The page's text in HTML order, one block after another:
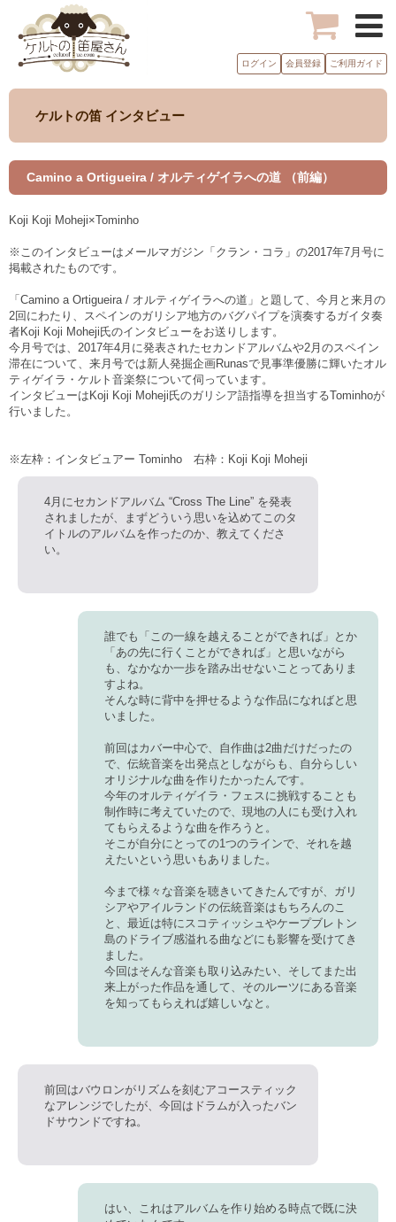
ログイン 会員登録 ご利用ガイド
ケルトの笛 インタビュー
Camino a Ortigueira / オルティゲイラへの道 （前編）
Koji Koji Moheji×Tominho
※このインタビューはメールマガジン「クラン・コラ」の2017年7月号に
掲載されたものです。
「Camino a Ortigueira / オルティゲイラへの道」と題して、今月と来月の
2回にわたり、スペインのガリシア地方のバグパイプを演奏するガイタ奏
者Koji Koji Moheji氏のインタビューをお送りします。
今月号では、2017年4月に発表されたセカンドアルバムや2月のスペイン
滞在について、来月号では新人発掘企画Runasで見事準優勝に輝いたオル
ティゲイラ・ケルト音楽祭について伺っています。
インタビューはKoji Koji Moheji氏のガリシア語指導を担当するTominhoが
行いました。
※左枠：インタビュアー Tominho 右枠：Koji Koji Moheji
4月にセカンドアルバム “Cross The Line” を発表
されましたが、まずどういう思いを込めてこのタ
イトルのアルバムを作ったのか、教えてくださ
い。
誰でも「この一線を越えることができれば」とか
「あの先に行くことができれば」と思いながら
も、なかなか一歩を踏み出せないことってありま
すよね。
そんな時に背中を押せるような作品になればと思
いました。
前回はカバー中心で、自作曲は2曲だけだったの
で、伝統音楽を出発点としながらも、自分らしい
オリジナルな曲を作りたかったんです。
今年のオルティゲイラ・フェスに挑戦することも
制作時に考えていたので、現地の人にも受け入れ
てもらえるような曲を作ろうと。
そこが自分にとっての1つのラインで、それを越
えたいという思いもありました。
今まで様々な音楽を聴きいてきたんですが、ガリ
シアやアイルランドの伝統音楽はもちろんのこ
と、最近は特にスコティッシュやケープブレトン
島のドライブ感溢れる曲などにも影響を受けてき
ました。
今回はそんな音楽も取り込みたい、そしてまた出
来上がった作品を通して、そのルーツにある音楽
を知ってもらえれば嬉しいなと。
前回はバウロンがリズムを刻むアコースティック
なアレンジでしたが、今回はドラムが入ったバン
ドサウンドですね。
はい、これはアルバムを作り始める時点で既に決